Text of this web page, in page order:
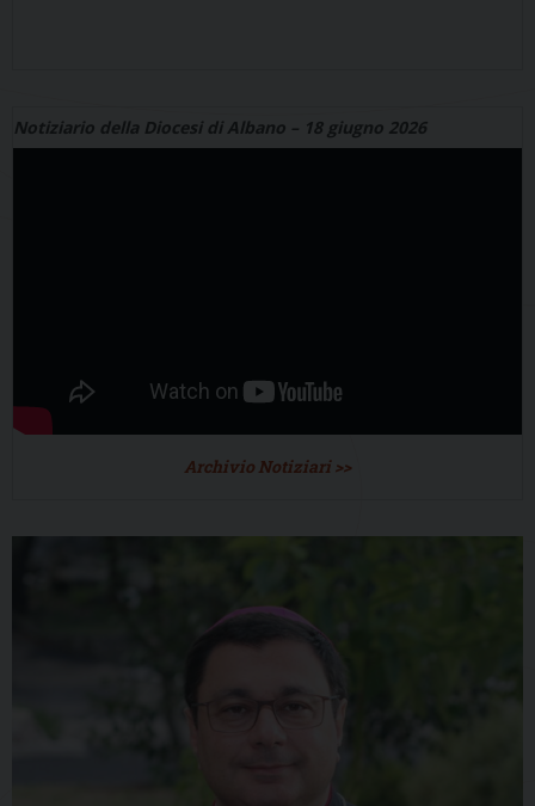
Notiziario della Diocesi di Albano – 18 giugno 2026
Archivio Notiziari >>